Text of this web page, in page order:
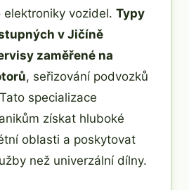
vozidel. Typy
v Jičíně
zaměřené na
, seřizování podvozků
specializace
získat hluboké
oblasti a poskytovat
než univerzální dílny.